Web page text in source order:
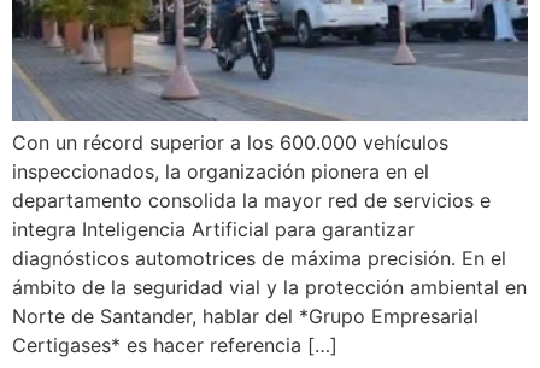
Con un récord superior a los 600.000 vehículos
inspeccionados, la organización pionera en el
departamento consolida la mayor red de servicios e
integra Inteligencia Artificial para garantizar
diagnósticos automotrices de máxima precisión. En el
ámbito de la seguridad vial y la protección ambiental en
Norte de Santander, hablar del *Grupo Empresarial
Certigases* es hacer referencia […]